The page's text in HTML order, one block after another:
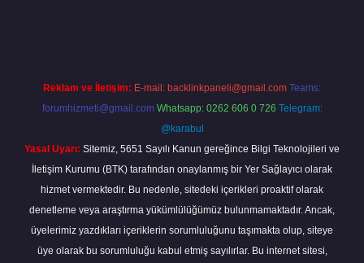
Reklam ve İletişim: E-mail: backlinkpaneli@gmail.com Teams:
forumhizmeti@gmail.com Whatsapp: 0262 606 0 726 Telegram:
@karabul
Yasal Uyarı: Sitemiz, 5651 Sayılı Kanun gereğince Bilgi Teknolojileri ve
İletişim Kurumu (BTK) tarafından onaylanmış bir Yer Sağlayıcı olarak
hizmet vermektedir. Bu nedenle, sitedeki içerikleri proaktif olarak
denetleme veya araştırma yükümlülüğümüz bulunmamaktadır. Ancak,
üyelerimiz yazdıkları içeriklerin sorumluluğunu taşımakta olup, siteye
üye olarak bu sorumluluğu kabul etmiş sayılırlar. Bu internet sitesi,